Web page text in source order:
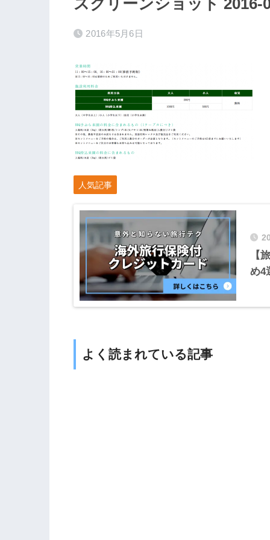
スクリーンショット 2016-
2016年5月6日
人気記事
【
め4
よく読まれている記事